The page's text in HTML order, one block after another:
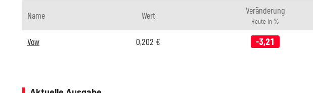
Name Wert Veränderung
Heute in %
Vow 0,202 € -3,21